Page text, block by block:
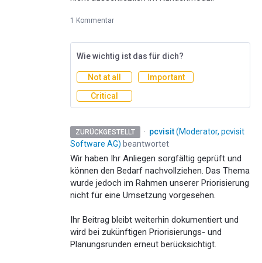
1 Kommentar
Wie wichtig ist das für dich?
Not at all
Important
Critical
ZURÜCKGESTELLT · pcvisit(Moderator, pcvisit
Software AG) beantwortet
Wir haben Ihr Anliegen sorgfältig geprüft und
können den Bedarf nachvollziehen. Das Thema
wurde jedoch im Rahmen unserer Priorisierung
nicht für eine Umsetzung vorgesehen.
Ihr Beitrag bleibt weiterhin dokumentiert und
wird bei zukünftigen Priorisierungs- und
Planungsrunden erneut berücksichtigt.